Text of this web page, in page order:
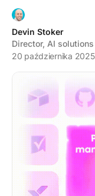
Devin Stoker
Director, AI
20 października 2025